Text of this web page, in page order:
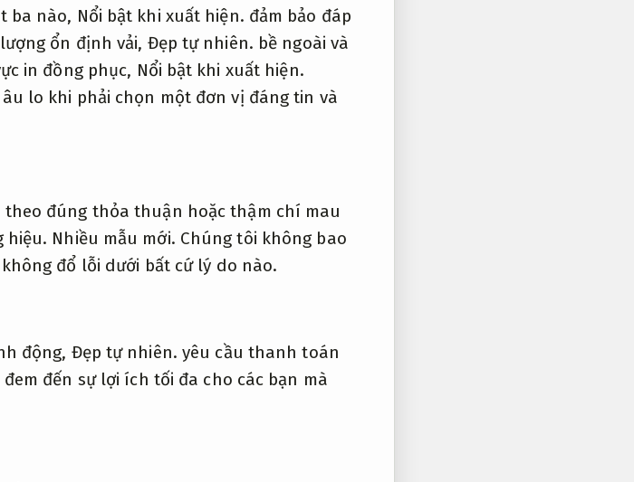
ba nào, Nổi bật khi xuất hiện. đảm bảo đáp
ổn định vải, Đẹp tự nhiên. bề ngoài và
in đồng phục, Nổi bật khi xuất hiện.
lo khi phải chọn một đơn vị đáng tin và
đúng thỏa thuận hoặc thậm chí mau
hiệu. Nhiều mẫu mới. Chúng tôi không bao
đổ lỗi dưới bất cứ lý do nào.
động, Đẹp tự nhiên. yêu cầu thanh toán
đem đến sự lợi ích tối đa cho các bạn mà